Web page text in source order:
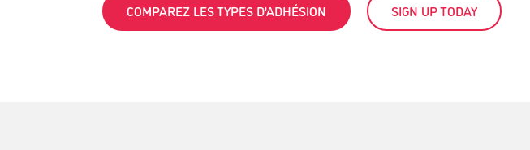
COMPAREZ LES TYPES D’ADHÉSION SIGN UP TODAY